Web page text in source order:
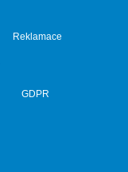
Reklamace
GDPR